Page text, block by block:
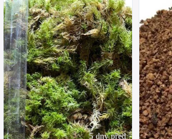
5 dny před